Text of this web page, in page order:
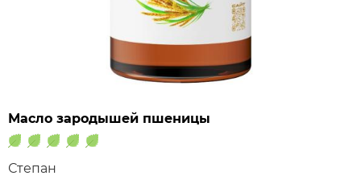
Масло зародышей пшеницы
Степан